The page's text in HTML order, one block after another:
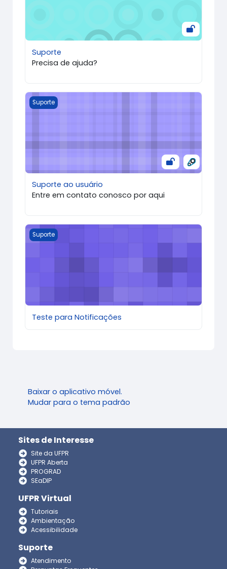
Suporte
Precisa de ajuda?
Suporte ao usuário
Suporte
Suporte ao usuário
Entre em contato conosco por aqui
Teste para Notificações
Suporte
Teste para Notificações
Baixar o aplicativo móvel.
Mudar para o tema padrão
Sites de Interesse
Site da UFPR
UFPR Aberta
PROGRAD
SEaDIP
UFPR Virtual
Tutoriais
Ambientação
Acessibilidade
Suporte
Atendimento